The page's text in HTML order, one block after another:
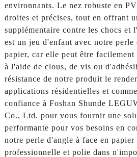
environnants. Le nez robuste en
droites et précises, tout en offrant
supplémentaire contre les chocs et
est un jeu d'enfant avec notre perle
papier, car elle peut être
à l'aide de clous, de vis ou
résistance de notre produit le
applications résidentielles et
confiance à Foshan Shunde
Co., Ltd. pour vous fournir une
performante pour vos besoins en
notre perle d'angle à face en
professionnelle et polie dans